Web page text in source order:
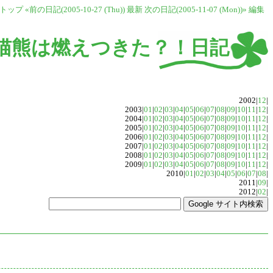
トップ «前の日記(2005-10-27 (Thu)) 最新 次の日記(2005-11-07 (Mon))» 編集
熊は燃えつきた？！日記
2002|12|
2003|01|02|03|04|05|06|07|08|09|10|11|12|
2004|01|02|03|04|05|06|07|08|09|10|11|12|
2005|01|02|03|04|05|06|07|08|09|10|11|12|
2006|01|02|03|04|05|06|07|08|09|10|11|12|
2007|01|02|03|04|05|06|07|08|09|10|11|12|
2008|01|02|03|04|05|06|07|08|09|10|11|12|
2009|01|02|03|04|05|06|07|08|09|10|11|12|
2010|01|02|03|04|05|06|07|08|
2011|09|
2012|02|